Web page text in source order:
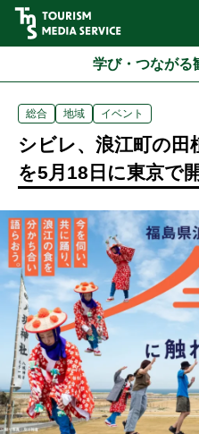
学び・つながる
総合 地域 イベント
シビレ、浪江町の田
を5月18日に東京で